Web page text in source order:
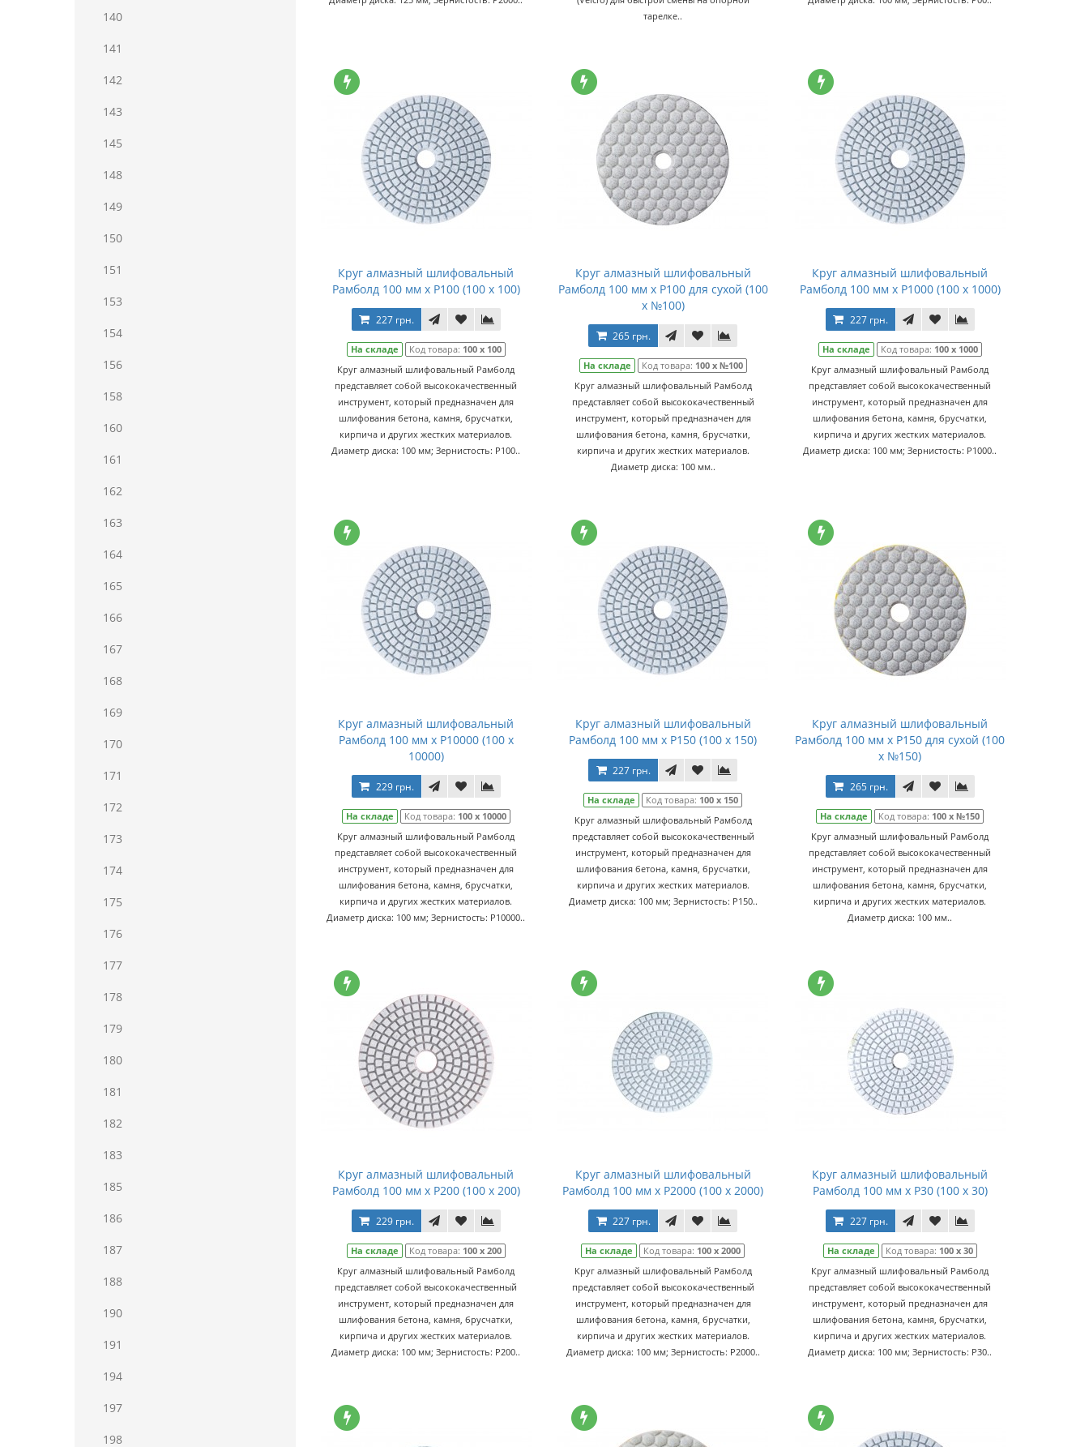
140
141
142
143
145
148
149
150
151
153
154
156
158
160
161
162
163
164
165
166
167
168
169
170
171
172
173
174
175
176
177
178
179
180
181
182
183
185
186
187
188
190
191
194
197
198
тарелке..
Круг алмазный шлифовальный
Рамболд 100 мм x P100 (100 x 100)
227 грн.
На складе Код товара: 100 x 100
Круг алмазный шлифовальный Рамболд
представляет собой высококачественный
инструмент, который предназначен для
шлифования бетона, камня, брусчатки,
кирпича и других жестких материалов.
Диаметр диска: 100 мм; Зернистость: P100..
Круг алмазный шлифовальный
Рамболд 100 мм x P100 для сухой (100
x №100)
265 грн.
На складе Код товара: 100 x №100
Круг алмазный шлифовальный Рамболд
представляет собой высококачественный
инструмент, который предназначен для
шлифования бетона, камня, брусчатки,
кирпича и других жестких материалов.
Диаметр диска: 100 мм..
Круг алмазный шлифовальный
Рамболд 100 мм x P1000 (100 x 1000)
227 грн.
На складе Код товара: 100 x 1000
Круг алмазный шлифовальный Рамболд
представляет собой высококачественный
инструмент, который предназначен для
шлифования бетона, камня, брусчатки,
кирпича и других жестких материалов.
Диаметр диска: 100 мм; Зернистость: P1000..
Круг алмазный шлифовальный
Рамболд 100 мм x P10000 (100 x
10000)
229 грн.
На складе Код товара: 100 x 10000
Круг алмазный шлифовальный Рамболд
представляет собой высококачественный
инструмент, который предназначен для
шлифования бетона, камня, брусчатки,
кирпича и других жестких материалов.
Диаметр диска: 100 мм; Зернистость: P10000..
Круг алмазный шлифовальный
Рамболд 100 мм x P150 (100 x 150)
227 грн.
На складе Код товара: 100 x 150
Круг алмазный шлифовальный Рамболд
представляет собой высококачественный
инструмент, который предназначен для
шлифования бетона, камня, брусчатки,
кирпича и других жестких материалов.
Диаметр диска: 100 мм; Зернистость: P150..
Круг алмазный шлифовальный
Рамболд 100 мм x P150 для сухой (100
x №150)
265 грн.
На складе Код товара: 100 x №150
Круг алмазный шлифовальный Рамболд
представляет собой высококачественный
инструмент, который предназначен для
шлифования бетона, камня, брусчатки,
кирпича и других жестких материалов.
Диаметр диска: 100 мм..
Круг алмазный шлифовальный
Рамболд 100 мм x P200 (100 x 200)
229 грн.
На складе Код товара: 100 x 200
Круг алмазный шлифовальный Рамболд
представляет собой высококачественный
инструмент, который предназначен для
шлифования бетона, камня, брусчатки,
кирпича и других жестких материалов.
Диаметр диска: 100 мм; Зернистость: P200..
Круг алмазный шлифовальный
Рамболд 100 мм x P2000 (100 x 2000)
227 грн.
На складе Код товара: 100 x 2000
Круг алмазный шлифовальный Рамболд
представляет собой высококачественный
инструмент, который предназначен для
шлифования бетона, камня, брусчатки,
кирпича и других жестких материалов.
Диаметр диска: 100 мм; Зернистость: P2000..
Круг алмазный шлифовальный
Рамболд 100 мм x P30 (100 x 30)
227 грн.
На складе Код товара: 100 x 30
Круг алмазный шлифовальный Рамболд
представляет собой высококачественный
инструмент, который предназначен для
шлифования бетона, камня, брусчатки,
кирпича и других жестких материалов.
Диаметр диска: 100 мм; Зернистость: P30..